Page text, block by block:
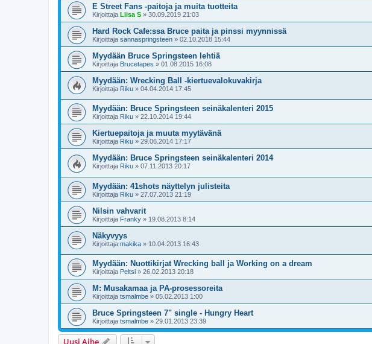
E Street Fans -paitoja ja muita tuotteita
Kirjoittaja Liisa S » 30.09.2019 21:03
Hard Rock Cafe:ssa Bruce paita ja pinssi myynnissä
Kirjoittaja sannaspringsteen » 02.10.2018 15:44
Myydään Bruce Springsteen lehtiä
Kirjoittaja Brucetapes » 01.08.2015 16:08
Myydään: Wrecking Ball -kiertuevalokuvakirja
Kirjoittaja Riku » 04.04.2014 17:45
Myydään: Bruce Springsteen seinäkalenteri 2015
Kirjoittaja Riku » 22.10.2014 19:44
Kiertuepaitoja ja muuta myytävänä
Kirjoittaja Riku » 29.06.2014 17:17
Myydään: Bruce Springsteen seinäkalenteri 2014
Kirjoittaja Riku » 07.11.2013 20:17
Myydään: 41shots näyttelyn julisteita
Kirjoittaja Riku » 27.07.2013 21:19
Nilsin vahvarit
Kirjoittaja Franky » 19.08.2013 8:14
Näkyvyys
Kirjoittaja makika » 10.04.2013 16:43
Myydään: Nuottikirjat Wrecking ball ja Working on a dream
Kirjoittaja Peltsi » 26.02.2013 20:18
M: Musakamaa ja PA-prosessoreita
Kirjoittaja tsmalmbe » 05.02.2013 1:00
Bruce Springsteen 7" single - Hungry Heart
Kirjoittaja tsmalmbe » 29.01.2013 23:39